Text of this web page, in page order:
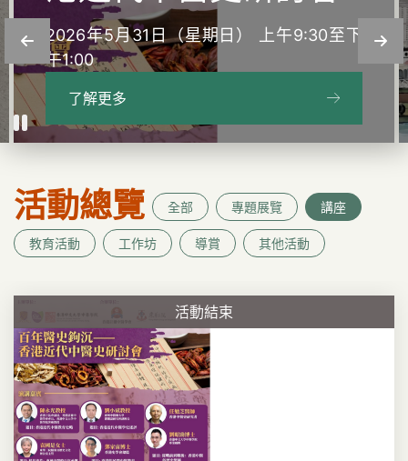
2026年5月16日（星期六） 上午11:00至下
午1:00
了解更多
活動總覽 全部 專題展覽 講座
教育活動 工作坊 導賞 其他活動
活動結束